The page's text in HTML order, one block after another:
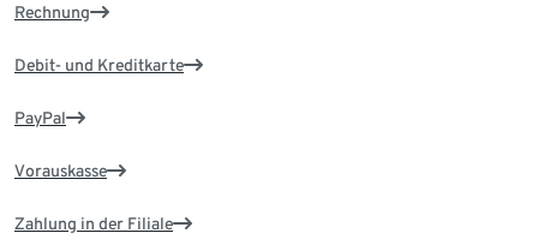
Rechnung
Debit- und Kreditkarte
PayPal
Vorauskasse
Zahlung in der Filiale